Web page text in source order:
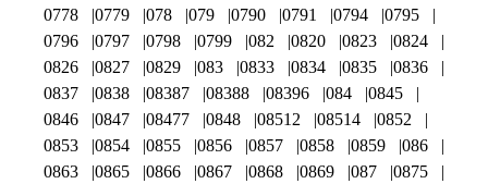
0778
0779 078 079 0790 0791 0794
0795
0796
0797 0798 0799 082 0820 0823
0824
0826
0827 0829 083 0833 0834 0835
0836
0837
0838 08387 08388 08396 084
0845
0846
0847 08477 0848 08512 08514
0852
0853
0854 0855 0856 0857 0858 0859
086
0863
0865 0866 0867 0868 0869 087
0875